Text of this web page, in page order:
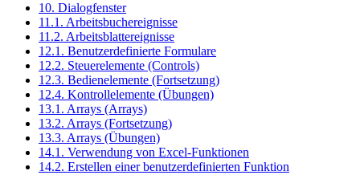
10. Dialogfenster
11.1. Arbeitsbuchereignisse
11.2. Arbeitsblattereignisse
12.1. Benutzerdefinierte Formulare
12.2. Steuerelemente (Controls)
12.3. Bedienelemente (Fortsetzung)
12.4. Kontrollelemente (Übungen)
13.1. Arrays (Arrays)
13.2. Arrays (Fortsetzung)
13.3. Arrays (Übungen)
14.1. Verwendung von Excel-Funktionen
14.2. Erstellen einer benutzerdefinierten Funktion